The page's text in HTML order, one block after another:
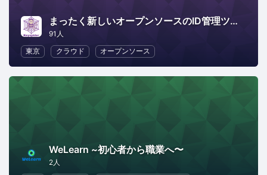
まったく新しいオープンソースのID管理ツール「Keyspider」ユーザー会
91人
東京
クラウド オープンソース
WeLearn ~初心者から職業へ〜
2人